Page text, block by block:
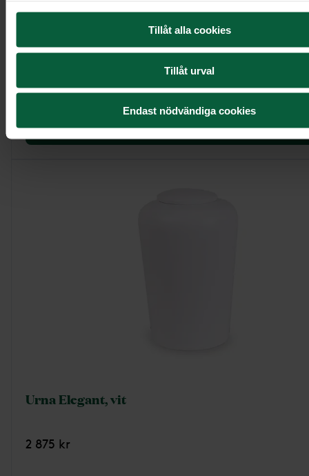
Tillåt alla cookies
Tillåt urval
Endast nödvändiga cookies
Kistdekoration - Varm kvällshimmel
Visa mer
Urna Elegant, vit
2 875 kr